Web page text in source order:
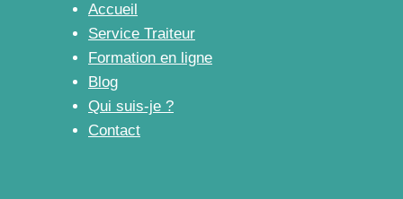
Accueil
Service Traiteur
Formation en ligne
Blog
Qui suis-je ?
Contact